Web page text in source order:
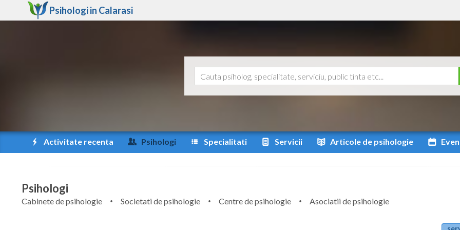
Psihologi in Calarasi
Activitate recenta Psihologi Specialitati Servicii Articole de psihologie
Psihologi
Cabinete de psihologie Societati de psihologie Centre de psihologie
Asociatii de psihologie